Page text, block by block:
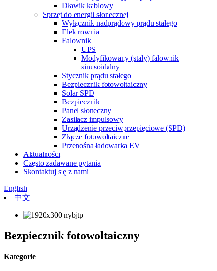
Dławik kablowy
Sprzęt do energii słonecznej
Wyłącznik nadprądowy prądu stałego
Elektrownia
Falownik
UPS
Modyfikowany (stały) falownik
sinusoidalny
Stycznik prądu stałego
Bezpiecznik fotowoltaiczny
Solar SPD
Bezpiecznik
Panel słoneczny
Zasilacz impulsowy
Urządzenie przeciwprzepięciowe (SPD)
Złącze fotowoltaiczne
Przenośna ładowarka EV
Aktualności
Często zadawane pytania
Skontaktuj się z nami
English
中文
Bezpiecznik fotowoltaiczny
Kategorie